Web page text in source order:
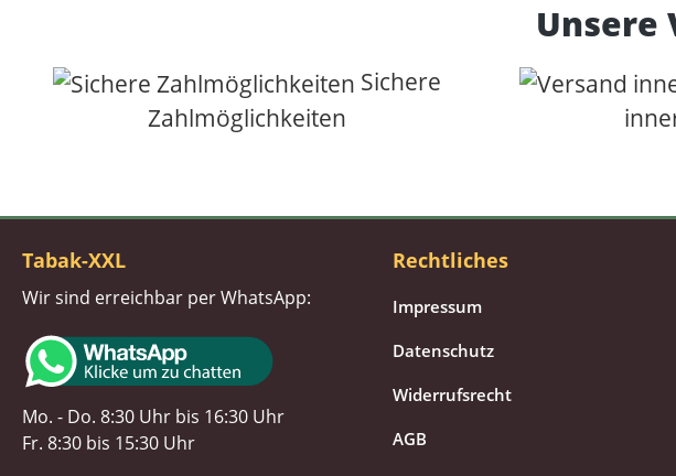
Unsere
Sichere
Zahlmöglichkeiten
Tabak-XXL
Wir sind erreichbar per WhatsApp:
Mo. - Do. 8:30 Uhr bis 16:30 Uhr
Fr. 8:30 bis 15:30 Uhr
Rechtliches
Impressum
Datenschutz
Widerrufsrecht
AGB